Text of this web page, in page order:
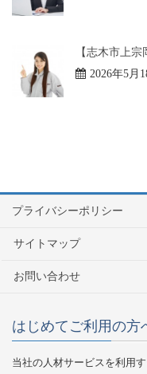
【志木市上
2026年5月
プライバシーポリシー
サイトマップ
お問い合わせ
はじめてご利用の方
当社の人材サービスを利用